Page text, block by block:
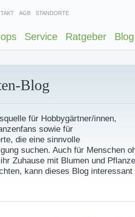
AGB STANDORTE
Service Ratgeber Blog
Blog
für Hobbygärtner/innen,
sowie für
die eine sinnvolle
suchen. Auch für Menschen
Zuhause mit Blumen und
kann dieses Blog interessant